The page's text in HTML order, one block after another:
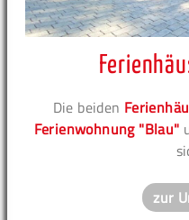
Die beiden
Ferienwohnung "Blau"
zur